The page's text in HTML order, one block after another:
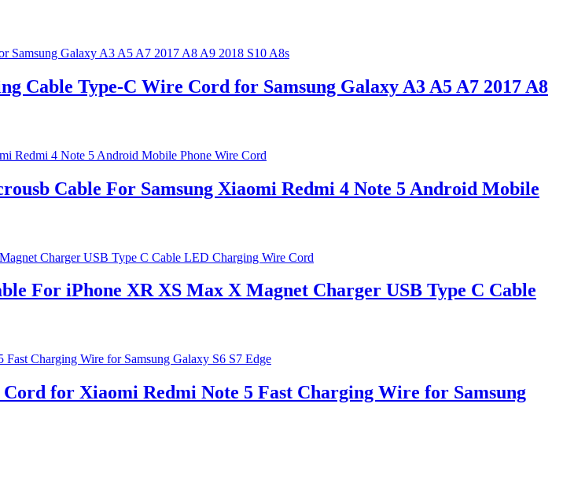
Cable Type-C Wire Cord for Samsung Galaxy A3 A5 A7 2017 A8
Cable For Samsung Xiaomi Redmi 4 Note 5 Android Mobile
For iPhone XR XS Max X Magnet Charger USB Type C Cable
for Xiaomi Redmi Note 5 Fast Charging Wire for Samsung